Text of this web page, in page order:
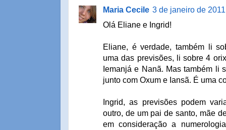
Maria Cecile 3 de janeiro de
Olá Eliane e Ingrid!
Eliane, é verdade, também li
uma das previsões, li sobre 4
Iemanjá e Nanã. Mas também li
junto com Oxum e Iansã. É uma
Ingrid, as previsões podem
outro, de um pai de santo, mãe
em consideração a